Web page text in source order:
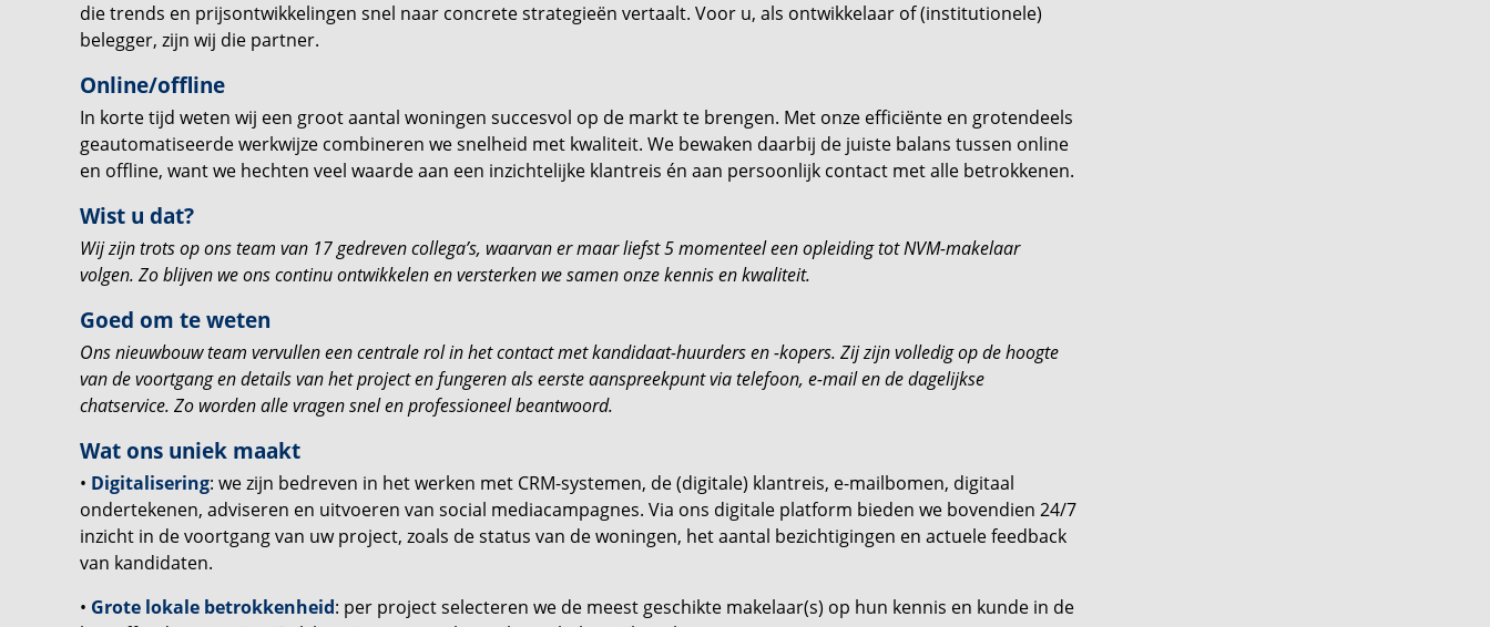
die trends en prijsontwikkelingen snel naar concrete strategieën vertaalt. Voor u, als ontwikkelaar of (institutionele)
belegger, zijn wij die partner.
Online/offline
In korte tijd weten wij een groot aantal woningen succesvol op de markt te brengen. Met onze efficiënte en grotendeels
geautomatiseerde werkwijze combineren we snelheid met kwaliteit. We bewaken daarbij de juiste balans tussen online
en offline, want we hechten veel waarde aan een inzichtelijke klantreis én aan persoonlijk contact met alle betrokkenen.
Wist u dat?
Wij zijn trots op ons team van 17 gedreven collega’s, waarvan er maar liefst 5 momenteel een opleiding tot NVM-makelaar
volgen. Zo blijven we ons continu ontwikkelen en versterken we samen onze kennis en kwaliteit.
Goed om te weten
Ons nieuwbouw team vervullen een centrale rol in het contact met kandidaat-huurders en -kopers. Zij zijn volledig op de hoogte
van de voortgang en details van het project en fungeren als eerste aanspreekpunt via telefoon, e-mail en de dagelijkse
chatservice. Zo worden alle vragen snel en professioneel beantwoord.
Wat ons uniek maakt
• Digitalisering: we zijn bedreven in het werken met CRM-systemen, de (digitale) klantreis, e-mailbomen, digitaal
ondertekenen, adviseren en uitvoeren van social mediacampagnes. Via ons digitale platform bieden we bovendien 24/7
inzicht in de voortgang van uw project, zoals de status van de woningen, het aantal bezichtigingen en actuele feedback
van kandidaten.
• Grote lokale betrokkenheid: per project selecteren we de meest geschikte makelaar(s) op hun kennis en kunde in de